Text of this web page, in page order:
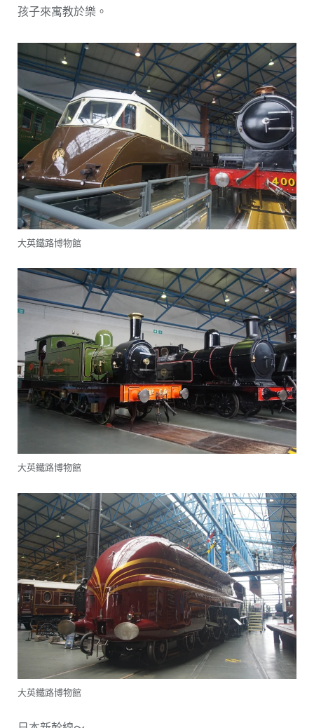
孩子來寓教於樂。
大英鐵路博物館
大英鐵路博物館
大英鐵路博物館